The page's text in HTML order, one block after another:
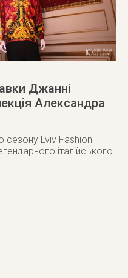
Джанні
Александра
сезону Lviv Fashion
італійського